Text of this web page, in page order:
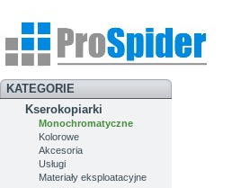
KATEGORIE
Kserokopiarki
Monochromatyczne
Kolorowe
Akcesoria
Usługi
Materiały eksploatacyjne